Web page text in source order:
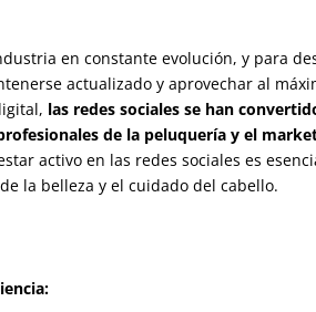
de Estar Activo
en constante evolución, y para
actualizado y aprovechar al
las redes sociales se han
de la peluquería y el
activo en las redes sociales es
la belleza y el cuidado del cabello.